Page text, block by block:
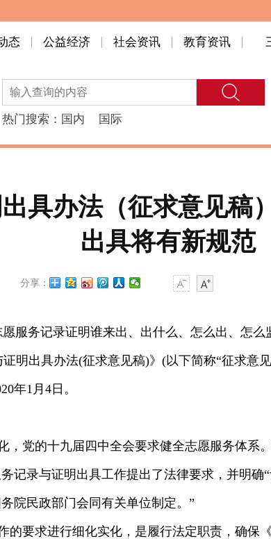
态 公益经济 社会资讯 教育资讯
热门搜索： 国内 国际
具办法（征求意见稿
出具将有新规范
分享：
服务记录证明谁来出、出什么、怎么出、怎么
明出具办法(征求意见稿)》(以下简称“征求意
年1月4日。
，党的十九届四中全会要求健全志愿服务体系
记录与证明出具工作提出了法律要求，并明确
院民政部门会同有关单位制定。”
的要求进行细化实化，是履行法定职责，确保